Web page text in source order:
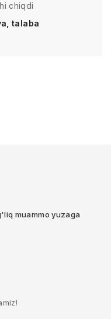
chiqdi
talaba
muammo yuzaga